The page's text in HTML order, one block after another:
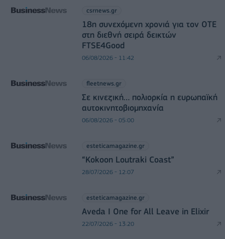
csrnews.gr
18η συνεχόμενη χρονιά για τον ΟΤΕ
στη διεθνή σειρά δεικτών
FTSE4Good
06/08/2026 - 11:42
fleetnews.gr
Σε κινεζική… πολιορκία η ευρωπαϊκή
αυτοκινητοβιομηχανία
06/08/2026 - 05:00
esteticamagazine.gr
“Kokoon Loutraki Coast”
28/07/2026 - 12:07
esteticamagazine.gr
Aveda I One for All Leave in Elixir
22/07/2026 - 13:20